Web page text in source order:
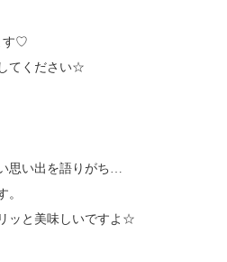
す♡
てください☆
思い出を語りがち…
。
ッと美味しいですよ☆